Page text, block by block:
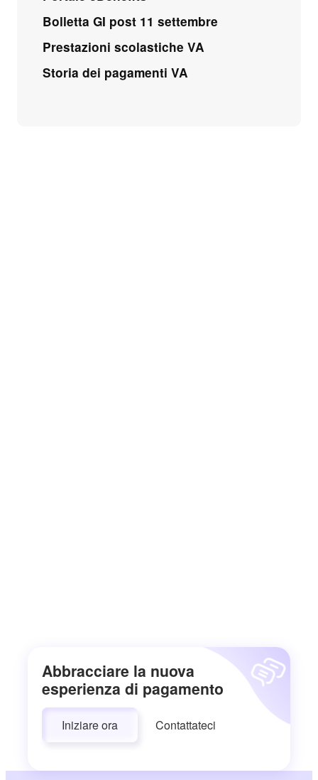
Bolletta GI post 11 settembre
Prestazioni scolastiche VA
Storia dei pagamenti VA
Abbracciare la nuova
esperienza di pagamento
Iniziare ora Contattateci